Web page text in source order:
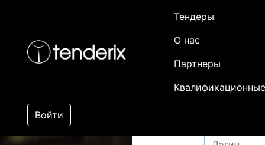
Тендеры
О нас
Партнеры
Войти